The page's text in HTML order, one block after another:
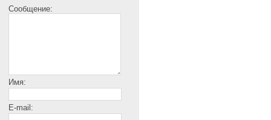
Сообщение:
Имя:
E-mail: